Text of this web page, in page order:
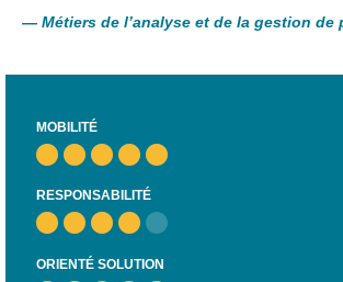
— Métiers de l’analyse et de la gestion de
MOBILITÉ
RESPONSABILITÉ
ORIENTÉ SOLUTION
Formations pour
d’emploi
DIGISTART
Support IT –